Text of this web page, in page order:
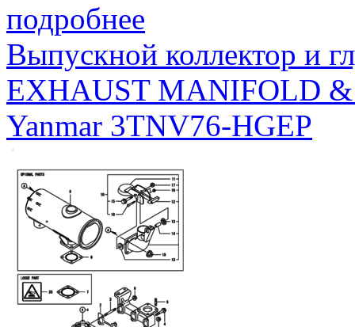
подробнее
Выпускной коллектор и
EXHAUST MANIFOLD
Yanmar 3TNV76-HGEP